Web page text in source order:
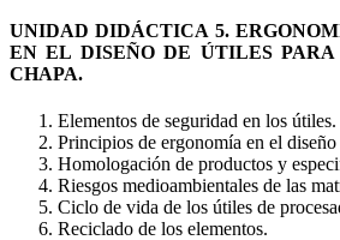
UNIDAD DIDÁCTICA 5.
EN EL DISEÑO DE ÚTILES PARA
CHAPA.
Elementos de seguridad en los útiles.
Principios de ergonomía en el diseño
Homologación de productos y
Riesgos medioambientales de las
Ciclo de vida de los útiles de
Reciclado de los elementos.